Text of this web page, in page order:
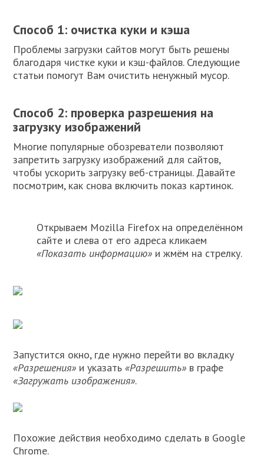
Способ 1: очистка куки и кэша
Проблемы загрузки сайтов могут быть решены
благодаря чистке куки и кэш-файлов. Следующие
статьи помогут Вам очистить ненужный мусор.
Способ 2: проверка разрешения на
загрузку изображений
Многие популярные обозреватели позволяют
запретить загрузку изображений для сайтов,
чтобы ускорить загрузку веб-страницы. Давайте
посмотрим, как снова включить показ картинок.
Открываем Mozilla Firefox на определённом
сайте и слева от его адреса кликаем
«Показать информацию» и жмём на стрелку.
Запустится окно, где нужно перейти во вкладку
«Разрешения» и указать«Разрешить» в графе
«Загружать изображения».
Похожие действия необходимо сделать в Google
Chrome.